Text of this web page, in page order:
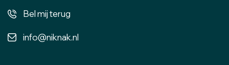
Bel mij terug
info@niknak.nl